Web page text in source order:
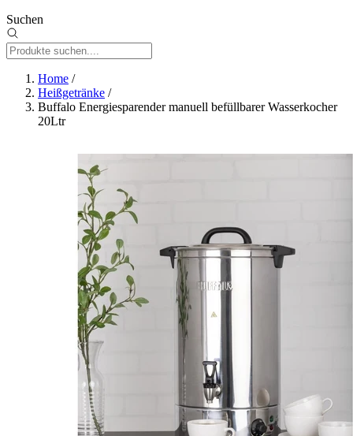
Suchen
Home /
Heißgetränke /
Buffalo Energiesparender manuell befüllbarer Wasserkocher
20Ltr